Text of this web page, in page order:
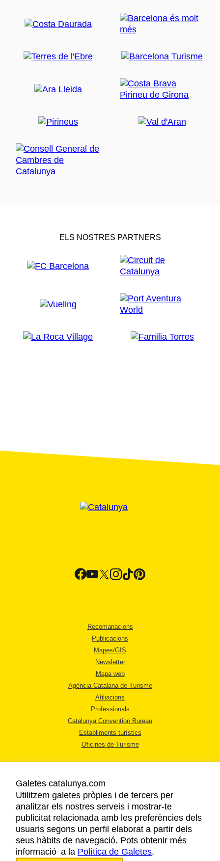
ELS NOSTRES PARTNERS
Recomanacions
Publicacions
Mapes/GIS
Newsletter
Mapa web
Agència Catalana de Turisme
Afiliacions
Professionals
Catalunya Convention Bureau
Establiments turístics
Oficines de Turisme
AVÍS LEGAL
POLÍTICA DE PRIVACITAT
COOKIES
ACCESSIBILITAT
Galetes catalunya.com
Utilitzem galetes pròpies i de tercers per
analitzar els nostres serveis i mostrar-te
publicitat relacionada amb les preferències dels
usuaris segons un perfil elaborat a partir dels
seus hàbits de navegació. Pots obtenir més
informació a la Política de Galetes.